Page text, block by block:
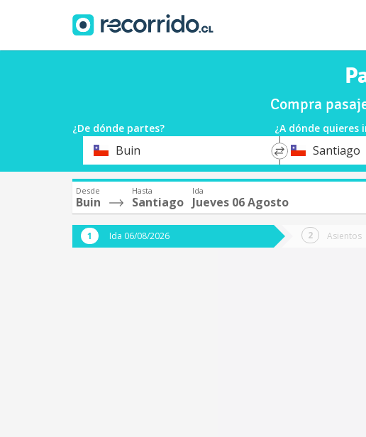
Compra
¿De dónde partes? ¿A dónde quieres
OrigenBuin
*
DestinoSantiago
Desde
Buin
Hasta
Santiago
Ida
Jueves 06 Agosto
Ida 06/08/2026 Asientos